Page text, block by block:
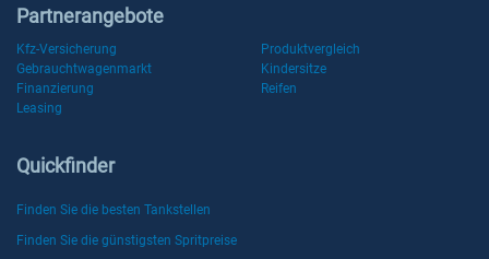
Partnerangebote
Kfz-Versicherung
Produktvergleich
Gebrauchtwagenmarkt
Kindersitze
Finanzierung
Reifen
Leasing
Quickfinder
Finden Sie die besten Tankstellen
Finden Sie die günstigsten Spritpreise